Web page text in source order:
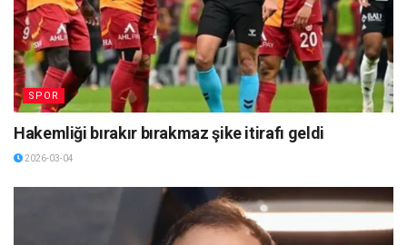
SPOR
Hakemliği bırakır bırakmaz şike itirafı geldi
2026-03-04